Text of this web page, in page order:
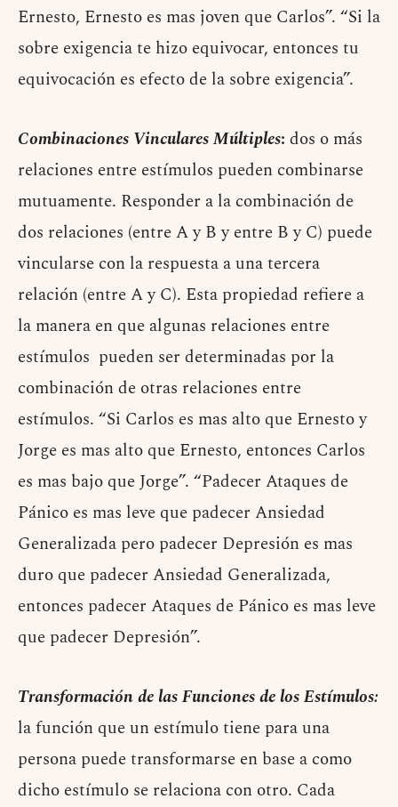
Ernesto, Ernesto es mas joven que Carlos”. “Si la
sobre exigencia te hizo equivocar, entonces tu
equivocación es efecto de la sobre exigencia”.
Combinaciones Vinculares Múltiples: dos o más
relaciones entre estímulos pueden combinarse
mutuamente. Responder a la combinación de
dos relaciones (entre A y B y entre B y C) puede
vincularse con la respuesta a una tercera
relación (entre A y C). Esta propiedad refiere a
la manera en que algunas relaciones entre
estímulos pueden ser determinadas por la
combinación de otras relaciones entre
estímulos. “Si Carlos es mas alto que Ernesto y
Jorge es mas alto que Ernesto, entonces Carlos
es mas bajo que Jorge”. “Padecer Ataques de
Pánico es mas leve que padecer Ansiedad
Generalizada pero padecer Depresión es mas
duro que padecer Ansiedad Generalizada,
entonces padecer Ataques de Pánico es mas leve
que padecer Depresión”.
Transformación de las Funciones de los Estímulos:
la función que un estímulo tiene para una
persona puede transformarse en base a como
dicho estímulo se relaciona con otro. Cada